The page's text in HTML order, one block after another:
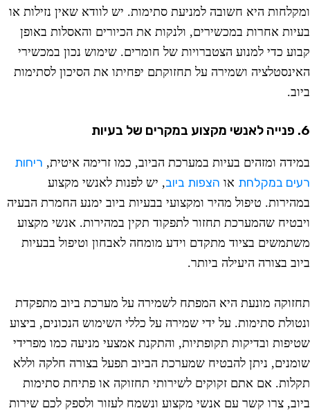
היא חשובה למניעת סתימות. יש לוודא שאין נזילות או
אחרות במכשירים, ולנקות את הכיורים והאסלות באופן
כדי למנוע הצטברויות של חומרים. שימוש נכון במכשירי
ושמירה על תחזוקתם יפחיתו את הסיכון לסתימות
של בעיות
ומזהים בעיות במערכת הביוב, כמו זרימה איטית,ריחות
במקלחתאוהצפות ביוב, יש לפנות לאנשי מקצוע
טיפול מהיר ומקצועי בבעיות ביוב ימנע החמרת הבעיה
שהמערכת תחזור לתפקוד תקין במהירות. אנשי מקצוע
בציוד מתקדם וידע מומחה לאבחון וטיפול בבעיות
בצורה היעילה ביותר.
מונעת היא המפתח לשמירה על מערכת ביוב מתפקדת
סתימות. על ידי שמירה על כללי השימוש הנכונים, ביצוע
ובדיקות תקופתיות, והתקנת אמצעי מניעה כמו מפרידי
ניתן להבטיח שמערכת הביוב תפעל בצורה חלקה וללא
אם אתם זקוקים לשירותי תחזוקה או פתיחת סתימות
צרו קשר עם אנשי מקצוע ונשמח לעזור ולספק לכם שירות